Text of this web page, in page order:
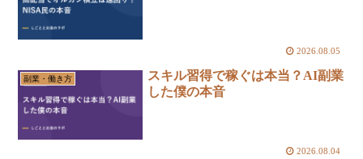
2026.08.05
副業・働き方
スキル習得で稼ぐは本当？AI副業
した僕の本音
2026.08.04